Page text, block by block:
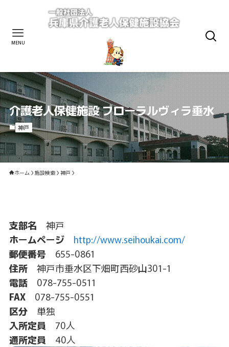
MENU
介護老人保健施設 フローラルヴィラ垂水
神戸
ホーム 施設検索 神戸
支部名 神戸
ホームページ
http://www.seihoukai.com/
郵便番号 655-0861
住所神戸市垂水区下畑町西砂山301-1
電話078-755-0511
FAX078-755-0551
区分単独
入所定員 70人
通所定員 40人